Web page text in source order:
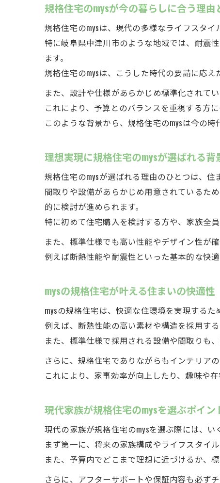
規格住宅のmysが今の暮らしに合う理由
規格住宅のmysは、現代の多様なライフスタ
特に岐阜県中津川市のような地域では、耐震
ます。
規格住宅のmysは、こうした時代の要請に応
また、設計や仕様があらかじめ標準化されて
これにより、予算とのバランスを重視する方
このような背景から、規格住宅のmysは今の
理想実現に規格住宅のmysが選ばれる背
規格住宅のmysが選ばれる理由のひとつは、
間取りや設備があらかじめ用意されているた
的に検討が進められます。
特に初めて住宅購入を検討する方や、家族全
また、標準仕様でも高い性能やデザイン性が
例えば断熱性能や耐震性といった基本的な快
mysの規格住宅が叶える住まいの快適性
mysの規格住宅は、快適な住環境を実現するた
例えば、断熱性能の高い素材や構造を採用す
また、標準仕様で採用される設備や間取りも
さらに、規格住宅でありながらもインテリア
これにより、家事効率が向上したり、趣味や
現代家族が規格住宅のmysを選ぶポイン
現代の家族が規格住宅のmysを選ぶ際には、い
まず第一に、将来の家族構成やライフスタイ
また、予算内でどこまで理想に近づけるか、
さらに、アフターサポートや保証内容も必ずチ